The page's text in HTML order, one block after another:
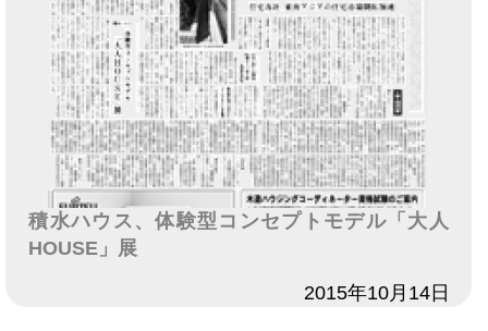
積水ハウス、体験型コンセプトモデル「大人
HOUSE」展
2015年10月14日